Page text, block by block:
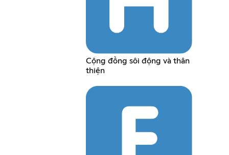
Cộng đồng sôi động và thân
thiện